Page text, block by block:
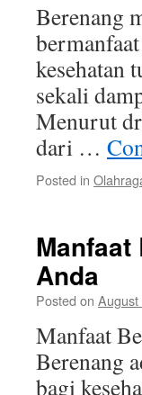
Berenang
kesehatan
sekali
Menurut
dari …
Posted in
Anda
Posted on
Manfaat
Berenang
bagi